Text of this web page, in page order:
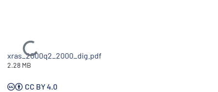
Ladataan...
xras_2000q2_2000_dig.pdf
2.28 MB
CC BY 4.0